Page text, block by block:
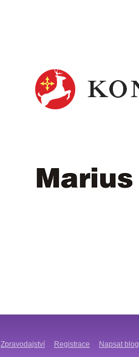
Zpravodajství Registrace Napsat blog